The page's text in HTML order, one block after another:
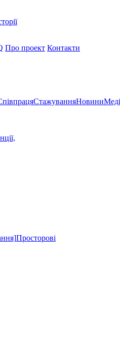
Про проект Контакти
СтажуванняНовини
Просторові